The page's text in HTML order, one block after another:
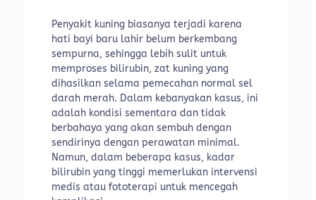
Penyakit kuning biasanya terjadi karena
hati bayi baru lahir belum berkembang
sempurna, sehingga lebih sulit untuk
memproses bilirubin, zat kuning yang
dihasilkan selama pemecahan normal sel
darah merah. Dalam kebanyakan kasus, ini
adalah kondisi sementara dan tidak
berbahaya yang akan sembuh dengan
sendirinya dengan perawatan minimal.
Namun, dalam beberapa kasus, kadar
bilirubin yang tinggi memerlukan intervensi
medis atau fototerapi untuk mencegah